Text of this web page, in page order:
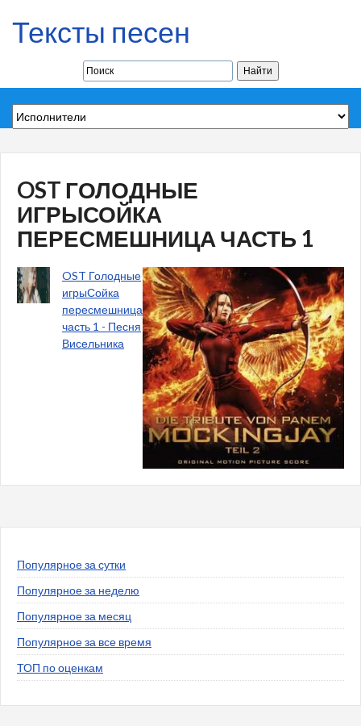
Тексты песен
OST ГОЛОДНЫЕ
ИГРЫСОЙКА
ПЕРЕСМЕШНИЦА ЧАСТЬ 1
OST Голодные
игрыСойка
пересмешница
часть 1 - Песня
Висельника
Популярное за сутки
Популярное за неделю
Популярное за месяц
Популярное за все время
ТОП по оценкам